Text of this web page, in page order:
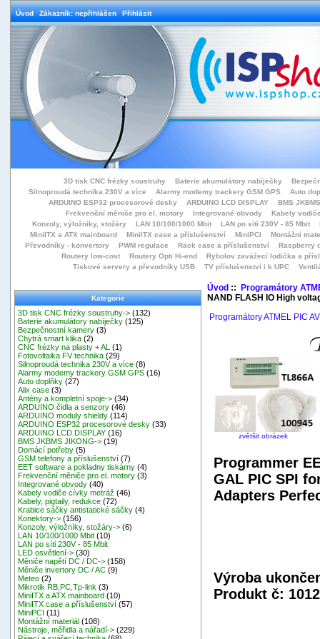
Úvod Zákazník: nepřihlášen Přihlásit
3D tisk CNC frézky soustruhy Baterie akumulátory nabíječky
Silnoproudá technika 230V a více
Alarmy modemy trackery GSM GPS
Auto
ARDUINO ESP32 procesorové desky
ARDUINO LCD DISPLAY
BMS
Frekvenční měniče pro el. motory
Integrované obvody
Kabely
Konzoly, výložníky, stožáry
LAN 10/100/1000 Mbit LAN po síti 230V - 85 Mbit
MiniITX a ATX mainboard
MiniITX case a příslušenství MiniPCI
Montážní
Převodníky - konvertory
PWM regulace Rack case a příslušenství
Raspberry
Routery low-cost
Routery Opti Hi-end
Rybolov zavážecí lodička a přísl
Tiskové servery a převodníky USB
TV příslušenství i k UPC
Kategorie
3D tisk CNC frézky soustruhy-> (132)
Baterie akumulátory nabíječky (125)
Bezpečnostní kamery (3)
Chytrá smart klika (2)
CNC frézky na plasty + AL
(1)
Fotovoltaika FV technika (29)
Silnoproudá technika 230V a více (8)
Alarmy modemy trackery GSM GPS (16)
Auto doplňky (27)
Alix case (3)
Antény a kompletní spoje-> (34)
ARDUINO čidla a senzory (46)
ARDUINO moduly shieldy (114)
ARDUINO ESP32 procesorové desky (33)
ARDUINO LCD DISPLAY (16)
BMS JKBMS JIKONG-> (19)
Domácí potřeby (5)
GSM telefony a příslušenství (7)
EET software a pokladny tiskárny (4)
Frekvenční měniče pro el. motory (3)
Integrované obvody (40)
Kabely vodiče cívky metráž (46)
Kabely, pigtaily, redukce (72)
Krabice sáčky antistatické sáčky (4)
Konektory-> (156)
Konzoly, výložníky, stožáry-> (6)
LAN 10/100/1000 Mbit (10)
LAN po síti 230V - 85 Mbit
LED osvětlení-> (30)
Měniče napětí DC / DC-> (158)
Měniče invertory DC / AC (9)
Meteo (2)
Mikrotik RB,PC,Tp-link (3)
MiniITX a ATX mainboard (10)
MiniITX case a příslušenství (57)
MiniPCI (11)
Montážní materiál (108)
Nástroje, měřidla a nářadí-> (229)
Úvod:: Programátory
NAND FLASH IO High
Programátory ATMEL PIC
zvětšit obrázek
Programmer
GAL PIC SPI
Adapters
Výroba
Produkt č: